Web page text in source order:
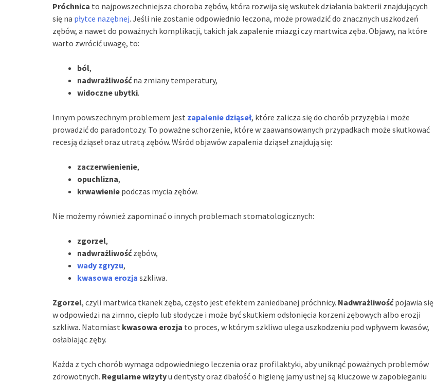
Próchnica to najpowszechniejsza choroba zębów, która rozwija się wskutek działania bakterii znajdujących
się na płytce nazębnej. Jeśli nie zostanie odpowiednio leczona, może prowadzić do znacznych uszkodzeń
zębów, a nawet do poważnych komplikacji, takich jak zapalenie miazgi czy martwica zęba. Objawy, na które
warto zwrócić uwagę, to:
ból,
nadwrażliwośćna zmiany temperatury,
widoczne ubytki.
Innym powszechnym problemem jest zapalenie dziąseł, które zalicza się do chorób przyzębia i może
prowadzić do paradontozy. To poważne schorzenie, które w zaawansowanych przypadkach może skutkować
recesją dziąseł oraz utratą zębów. Wśród objawów zapalenia dziąseł znajdują się:
zaczerwienienie,
opuchlizna,
krwawienie podczas mycia zębów.
Nie możemy również zapominać o innych problemach stomatologicznych:
zgorzel,
nadwrażliwośćzębów,
wady zgryzu,
kwasowa erozja szkliwa.
Zgorzel, czyli martwica tkanek zęba, często jest efektem zaniedbanej próchnicy. Nadwrażliwośćpojawia się
w odpowiedzi na zimno, ciepło lub słodycze i może być skutkiem odsłonięcia korzeni zębowych albo erozji
szkliwa. Natomiast kwasowa erozja to proces, w którym szkliwo ulega uszkodzeniu pod wpływem kwasów,
osłabiając zęby.
Każda z tych chorób wymaga odpowiedniego leczenia oraz profilaktyki, aby uniknąć poważnych problemów
zdrowotnych. Regularne wizytyu dentysty oraz dbałość o higienę jamy ustnej są kluczowe w zapobieganiu